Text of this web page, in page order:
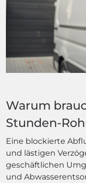
Warum
Stunden-
Eine blockierte
und lästigen
geschäftlichen
und